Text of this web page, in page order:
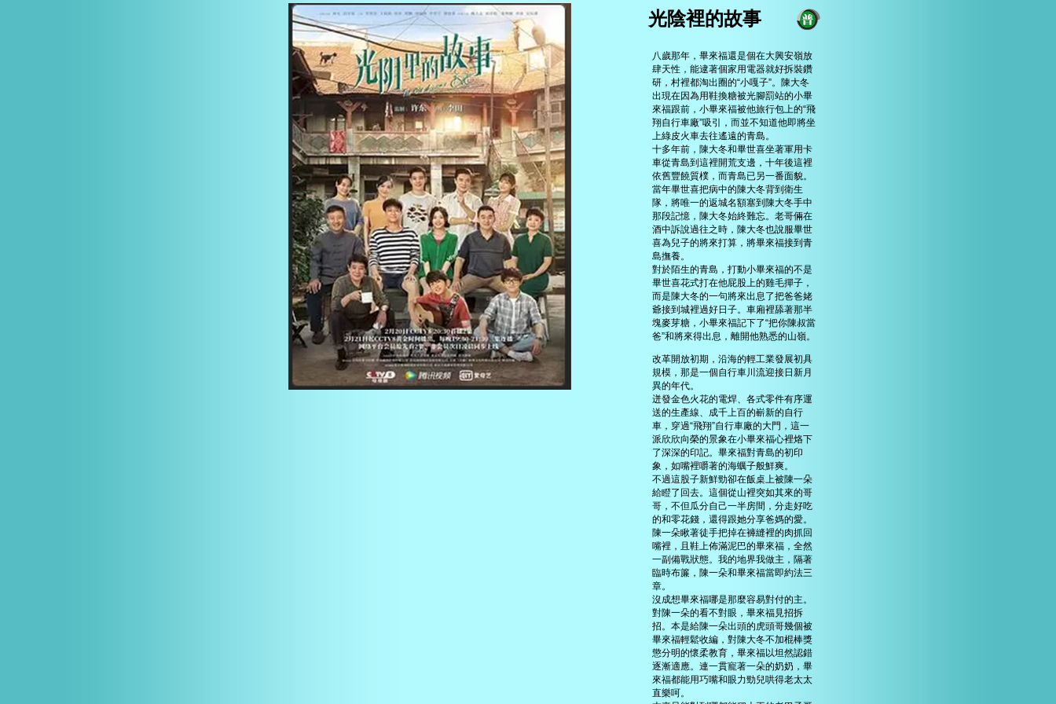
光陰裡的故事
八歲那年，畢來福還是個在大興安嶺放
肆天性，能逮著個家用電器就好拆裝鑽
研，村裡都淘出圈的“小嘎子”。陳大冬
出現在因為用鞋換糖被光腳罰站的小畢
來福跟前，小畢來福被他旅行包上的“飛
翔自行車廠”吸引，而並不知道他即將坐
上綠皮火車去往遙遠的青島。
十多年前，陳大冬和畢世喜坐著軍用卡
車從青島到這裡開荒支邊，十年後這裡
依舊豐饒質樸，而青島已另一番面貌。
當年畢世喜把病中的陳大冬背到衛生
隊，將唯一的返城名額塞到陳大冬手中
那段記憶，陳大冬始終難忘。老哥倆在
酒中訴說過往之時，陳大冬也說服畢世
喜為兒子的將來打算，將畢來福接到青
島撫養。
對於陌生的青島，打動小畢來福的不是
畢世喜花式打在他屁股上的雞毛撣子，
而是陳大冬的一句將來出息了把爸爸姥
爺接到城裡過好日子。車廂裡舔著那半
塊麥芽糖，小畢來福記下了“把你陳叔當
爸”和將來得出息，離開他熟悉的山嶺。
改革開放初期，沿海的輕工業發展初具
規模，那是一個自行車川流迎接日新月
異的年代。
迸發金色火花的電焊、各式零件有序運
送的生產線、成千上百的嶄新的自行
車，穿過“飛翔”自行車廠的大門，這一
派欣欣向榮的景象在小畢來福心裡烙下
了深深的印記。畢來福對青島的初印
象，如嘴裡嚼著的海蠣子般鮮爽。
不過這股子新鮮勁卻在飯桌上被陳一朵
給瞪了回去。這個從山裡突如其來的哥
哥，不但瓜分自己一半房間，分走好吃
的和零花錢，還得跟她分享爸媽的愛。
陳一朵瞅著徒手把掉在褲縫裡的肉抓回
嘴裡，且鞋上佈滿泥巴的畢來福，全然
一副備戰狀態。我的地界我做主，隔著
臨時布簾，陳一朵和畢來福當即約法三
章。
沒成想畢來福哪是那麼容易對付的主。
對陳一朵的看不對眼，畢來福見招拆
招。本是給陳一朵出頭的虎頭哥幾個被
畢來福輕鬆收編，對陳大冬不加棍棒獎
懲分明的懷柔教育，畢來福以坦然認錯
逐漸適應。連一貫寵著一朵的奶奶，畢
來福都能用巧嘴和眼力勁兒哄得老太太
直樂呵。